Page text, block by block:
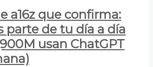
a16z que confirma:
parte de tu día a día
usan ChatGPT